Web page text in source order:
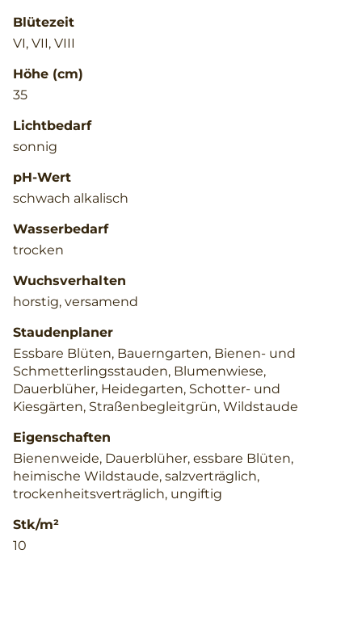
Blütezeit
VI, VII, VIII
Höhe (cm)
35
Lichtbedarf
sonnig
pH-Wert
schwach alkalisch
Wasserbedarf
trocken
Wuchsverhalten
horstig, versamend
Staudenplaner
Essbare Blüten, Bauerngarten, Bienen- und
Schmetterlingsstauden, Blumenwiese,
Dauerblüher, Heidegarten, Schotter- und
Kiesgärten, Straßenbegleitgrün, Wildstaude
Eigenschaften
Bienenweide, Dauerblüher, essbare Blüten,
heimische Wildstaude, salzverträglich,
trockenheitsverträglich, ungiftig
Stk/m²
10